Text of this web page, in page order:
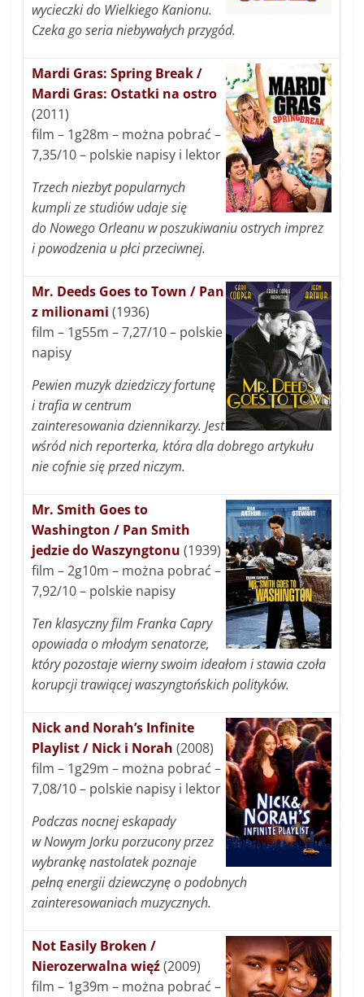
wycieczki do Wielkiego Kanionu.
Czeka go seria niebywałych przygód.
Mardi Gras: Spring Break /
Mardi Gras: Ostatki na ostro
(2011)
film – 1g28m – można pobrać –
7,35/10 – polskie napisy i lektor
Trzech niezbyt popularnych
kumpli ze studiów udaje się
do Nowego Orleanu w poszukiwaniu ostrych imprez
i powodzenia u płci przeciwnej.
Mr. Deeds Goes to Town / Pan
z milionami (1936)
film – 1g55m – 7,27/10 – polskie
napisy
Pewien muzyk dziedziczy fortunę
i trafia w centrum
zainteresowania dziennikarzy. Jest
wśród nich reporterka, która dla dobrego artykułu
nie cofnie się przed niczym.
Mr. Smith Goes to
Washington / Pan Smith
jedzie do Waszyngtonu (1939)
film – 2g10m – można pobrać –
7,92/10 – polskie napisy
Ten klasyczny film Franka Capry
opowiada o młodym senatorze,
który pozostaje wierny swoim ideałom i stawia czoła
korupcji trawiącej waszyngtońskich polityków.
Nick and Norah’s Infinite
Playlist / Nick i Norah (2008)
film – 1g29m – można pobrać –
7,08/10 – polskie napisy i lektor
Podczas nocnej eskapady
w Nowym Jorku porzucony przez
wybrankę nastolatek poznaje
pełną energii dziewczynę o podobnych
zainteresowaniach muzycznych.
Not Easily Broken /
Nierozerwalna więź(2009)
film – 1g39m – można pobrać –